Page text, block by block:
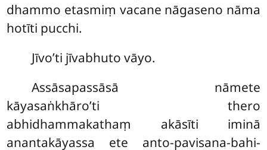
dhammo etasmiṃ vacane nāgaseno nāma
hotīti pucchi.
Jīvo’ti jīvabhuto vāyo.
Assāsapassāsā nāmete
kāyasaṅkhāro’ti thero
abhidhammakathaṃ akāsīti iminā
anantakāyassa ete anto-pavisana-bahi-